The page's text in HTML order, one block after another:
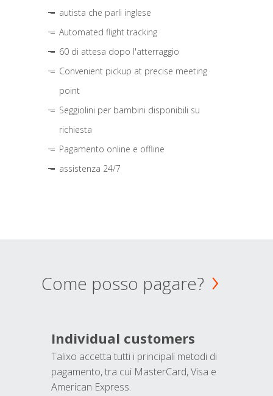
autista che parli inglese
Automated flight tracking
60 di attesa dopo l'atterraggio
Convenient pickup at precise meeting
point
Seggiolini per bambini disponibili su
richiesta
Pagamento online e offline
assistenza 24/7
Come posso pagare?
Individual customers
Talixo accetta tutti i principali metodi di
pagamento, tra cui MasterCard, Visa e
American Express.